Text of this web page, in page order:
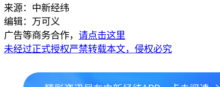
来源：中新经纬
编辑：万可义
广告等商务合作， 请点击这里
未经过正式授权严禁转载本文，侵权必究